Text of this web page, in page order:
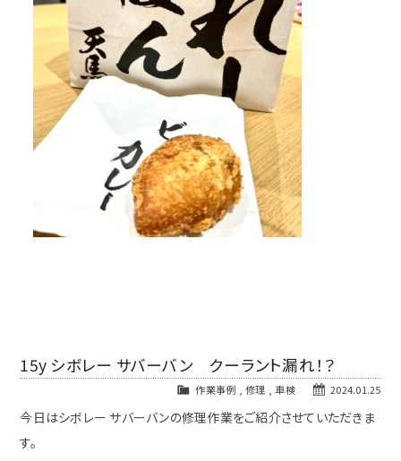
15y シボレー サバーバン クーラント漏れ！？
2024.01.25
作業事例 ,修理 ,車検
今日はシボレー サバーバンの修理作業をご紹介させていただきま
す。